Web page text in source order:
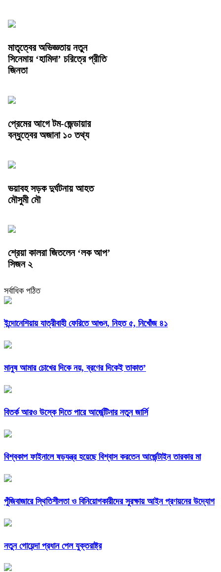
মাতৃত্বের অভিজ্ঞতায় নতুন
সিনেমায় ‘হামিদা’ চরিত্রে প্রীতি
জিনতা
প্রেমের আগে টম-জেন্ডায়ার
বন্ধুত্বের অজানা ১০ তথ্য
ভয়াবহ সড়ক দুর্ঘটনায় আহত
মৌসুমী মৌ
শ্রেয়া কালরা জিতলেন ‘লক আপ’
সিজন ২
সর্বাধিক পঠিত
ইন্দোনেশিয়ায় যাত্রীবাহী ফেরিতে আগুন, নিহত ৫, নিখোঁজ ৪১
মানুষ আমার চোখের দিকে নয়, ব্রণের দিকেই তাকাত’
বিতর্ক আরও উস্কে দিতে পারে আর্জেন্টিনার নতুন জার্সি
বিশ্বকাপ ফাইনালে ষড়যন্ত্র হয়েছে বিশ্বাস করতেন আর্জেন্টাইন তারকার মা
পুঁজিবাজারে স্থিতিশীলতা ও বিনিয়োগকারীদের সুরক্ষায় আইন প্রণয়নের উদ্যোগ
নতুন গোয়েন্দা প্রধান পেল যুক্তরাষ্ট্র